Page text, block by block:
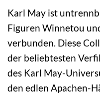
Karl May ist
Figuren Winnetou
verbunden. Diese
der beliebtesten
des Karl May-
den edlen Apachen-